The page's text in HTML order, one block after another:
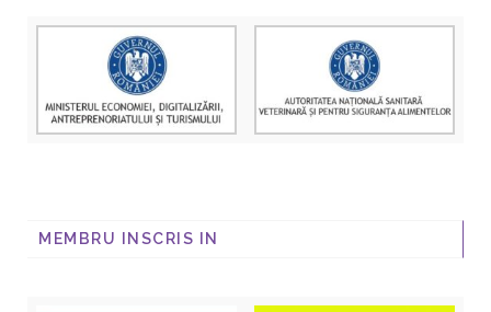
MEMBRU INSCRIS IN